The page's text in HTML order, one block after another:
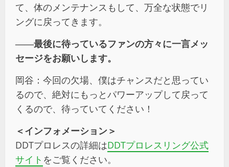
て、体のメンテナンスもして、万全な状態でリ
ングに戻ってきます。
――最後に待っているファンの方々に一言メッ
セージをお願いします。
岡谷：今回の欠場、僕はチャンスだと思ってい
るので、絶対にもっとパワーアップして戻って
くるので、待っていてください！
＜インフォメーション＞
DDTプロレスの詳細はDDTプロレスリング公式
サイト をご覧ください。